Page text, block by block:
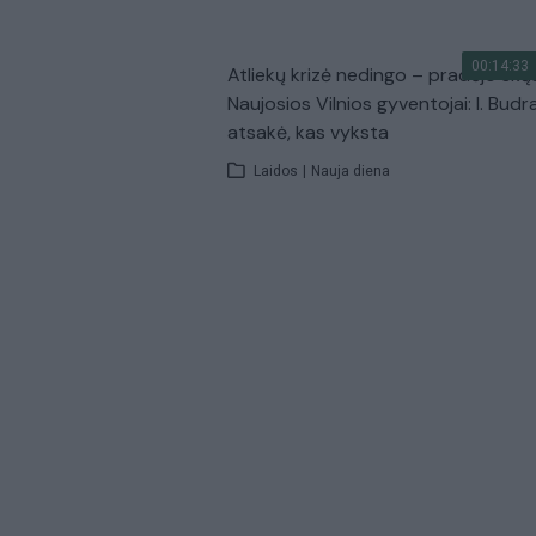
00:14:33
Atliekų krizė nedingo – pradėjo
Naujosios Vilnios gyventojai: I.
atsakė, kas vyksta
Laidos | Nauja diena